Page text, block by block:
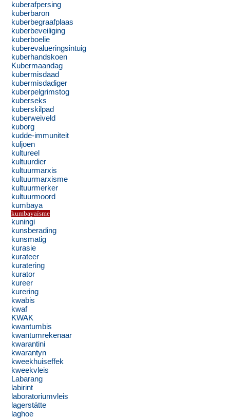
kuberafpersing
kuberbaron
kuberbegraafplaas
kuberbeveiliging
kuberboelie
kuberevalueringsintuig
kuberhandskoen
Kubermaandag
kubermisdaad
kubermisdadiger
kuberpelgrimstog
kuberseks
kuberskilpad
kuberweiveld
kuborg
kudde-immuniteit
kuljoen
kultureel
kultuurdier
kultuurmarxis
kultuurmarxisme
kultuurmerker
kultuurmoord
kumbaya
kumbayaïsme
kuningi
kunsberading
kunsmatig
kurasie
kurateer
kuratering
kurator
kureer
kurering
kwabis
kwaf
KWAK
kwantumbis
kwantumrekenaar
kwarantini
kwarantyn
kweekhuiseffek
kweekvleis
Labarang
labirint
laboratoriumvleis
lagerstätte
laghoe